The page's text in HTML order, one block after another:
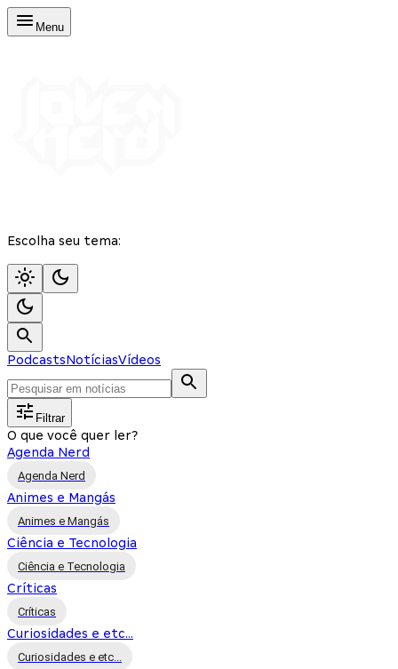
Menu
Escolha seu tema:
PodcastsNotíciasVídeos
Filtrar
O que você quer ler?
Agenda Nerd
Agenda Nerd
Animes e Mangás
Animes e Mangás
Ciência e Tecnologia
Ciência e Tecnologia
Críticas
Críticas
Curiosidades e etc...
Curiosidades e etc...